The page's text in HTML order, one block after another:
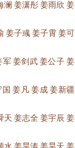
澜 姜潇彤 姜雨欣 姜
姜子彧 姜子霄 姜可
姜剑武 姜公子 姜
姜凡 姜成 姜新疆
天 姜志全 姜宇辰 姜
水 姜昊涛 姜昊天 姜